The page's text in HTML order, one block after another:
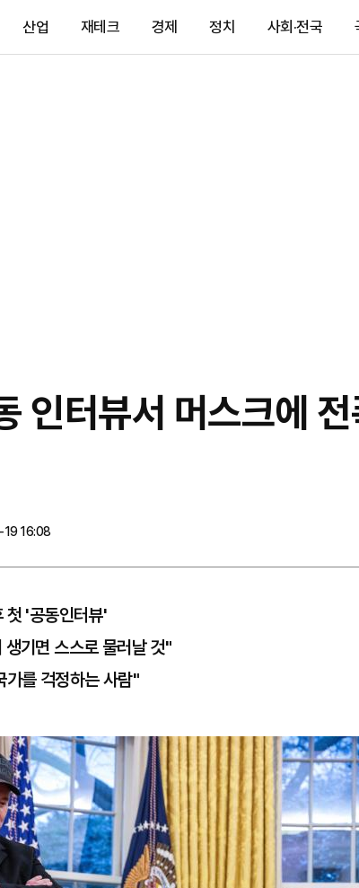
산업 재테크 경제 정치 사회·전국
인터뷰서 머스크에
19 16:08
첫 '공동인터뷰'
기면 스스로 물러날 것"
를 걱정하는 사람"